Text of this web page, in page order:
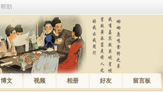
帮助
、实事求是、与时俱进。
博文 视频 相册 好友 留言板